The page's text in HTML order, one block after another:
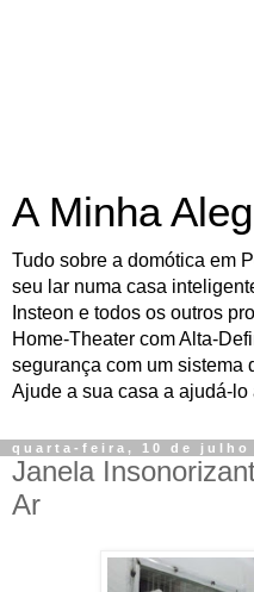
A Minha
Tudo sobre a domótica em
seu lar numa casa
Insteon e todos os outros
Home-Theater com Alta-
segurança com um sistema
Ajude a sua casa a ajudá-lo
quarta-feira, 10 de julho
Janela
Ar